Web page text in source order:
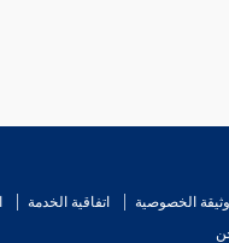
وثيقة الخصوصية اتفاقية الخدمة